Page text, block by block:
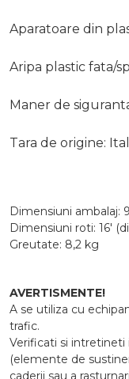
Aparatoare din
Aripa plastic fata/
Maner de
Tara de origine:
Dimensiuni ambalaj:
Dimensiuni roti: 16'
Greutate: 8,2 kg
AVERTISMENTE!
A se utiliza cu
trafic.
Verificati si
(elemente de
caderii sau a